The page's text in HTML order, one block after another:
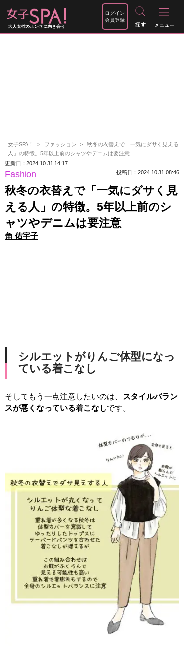
大人女性のホンネに向き合う
ログイン
会員登録
女子SPA！ ファッション
秋冬の衣替えで「一気にダサく見える
人」の特徴。5年以上前のシャツやデニムは要注意
更新日：2024.10.31 14:17
Fashion 投稿日：2024.10.31 08:46
秋冬の衣替えで「一気にダサく見
える人」の特徴。5年以上前のシ
ャツやデニムは要注意
角 佑宇子
シルエットがりんご体型になっ
ている着こなし
そしてもう一点注意したいのは、
スタイルバラン
スが悪くなっている着こなしです。